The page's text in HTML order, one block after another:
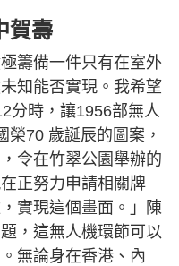
賀壽
籌備一件只有在室外
知能否實現。我希望
分時，讓1956部無人
70 歲誕辰的圖案，
令在竹翠公園舉辦的
正努力申請相關牌
實現這個畫面。」陳
，這無人機環節可以
無論身在香港、內